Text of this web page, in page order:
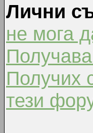
Лични
не мога
Получих
тези